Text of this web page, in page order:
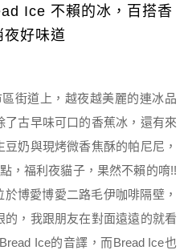
Ice 不賴的冰，百搭香
好味道
街道上，越夜越美麗的連冰品
了古早味可口的香蕉冰，還有來
豆奶與現烤微香焦酥的帕尼尼，
，福利夜貓子，果然不賴的唷!!
博愛博愛二路毛伊咖啡隔壁，
的，我跟朋友在對面遠遠的就看
Ice的音譯，而Bread Ice也